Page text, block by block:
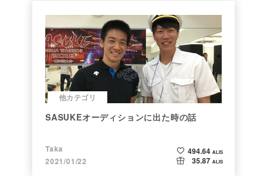
他カテゴリ
SASUKEオーディションに出た時の話
Taka
2021/01/22
494.64 ALIS
35.87 ALIS